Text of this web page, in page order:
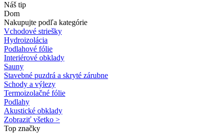
Náš tip
Dom
Nakupujte podľa kategórie
Vchodové striešky
Hydroizolácia
Podlahové fólie
Interiérové obklady
Sauny
Stavebné puzdrá a skryté zárubne
Schody a výlezy
Termoizolačné fólie
Podlahy
Akustické obklady
Zobraziť všetko >
Top značky